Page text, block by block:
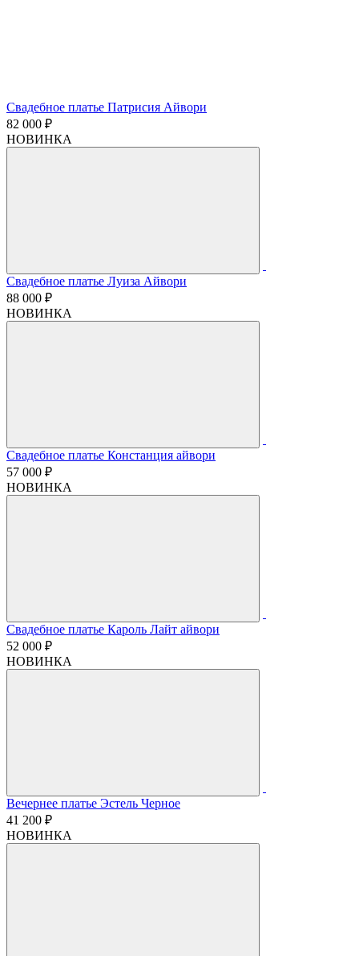
Свадебное платье Патрисия Айвори
82 000 ₽
НОВИНКА
Свадебное платье Луиза Айвори
88 000 ₽
НОВИНКА
Свадебное платье Констанция айвори
57 000 ₽
НОВИНКА
Свадебное платье Кароль Лайт айвори
52 000 ₽
НОВИНКА
Вечернее платье Эстель Черное
41 200 ₽
НОВИНКА